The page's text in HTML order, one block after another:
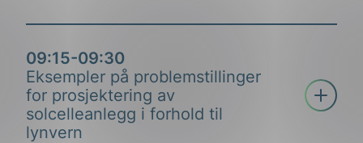
09:15-09:30
Eksempler på problemstillinger
for prosjektering av
solcelleanlegg i forhold til
lynvern
Åpne